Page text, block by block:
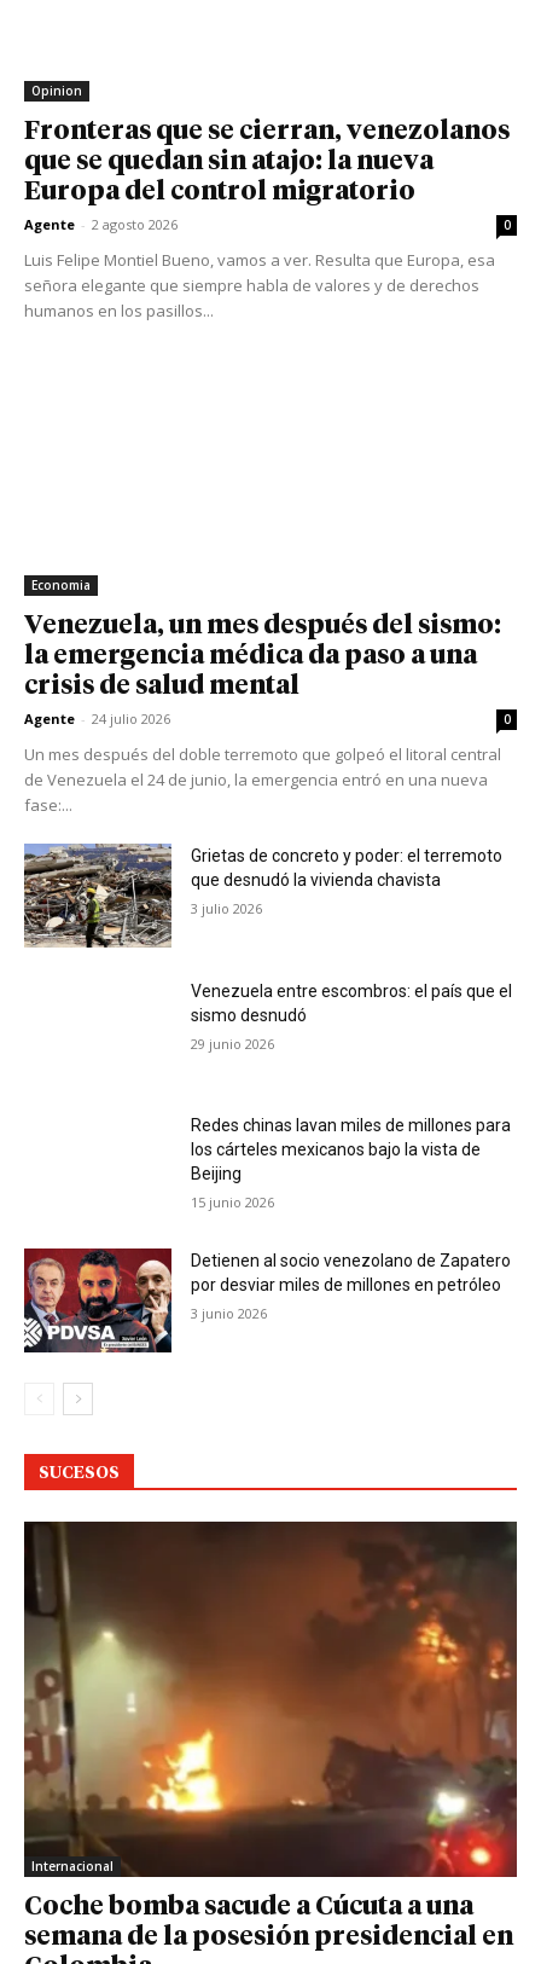
Opinion
Fronteras que se cierran, venezolanos
que se quedan sin atajo: la nueva
Europa del control migratorio
Agente - 2 agosto 2026 0
Luis Felipe Montiel Bueno, vamos a ver. Resulta que Europa, esa
señora elegante que siempre habla de valores y de derechos
humanos en los pasillos...
Economia
Venezuela, un mes después del sismo:
la emergencia médica da paso a una
crisis de salud mental
Agente - 24 julio 2026 0
Un mes después del doble terremoto que golpeó el litoral central
de Venezuela el 24 de junio, la emergencia entró en una nueva
fase:...
Grietas de concreto y poder: el terremoto
que desnudó la vivienda chavista
3 julio 2026
Venezuela entre escombros: el país que el
sismo desnudó
29 junio 2026
Redes chinas lavan miles de millones para
los cárteles mexicanos bajo la vista de
Beijing
15 junio 2026
Detienen al socio venezolano de Zapatero
por desviar miles de millones en petróleo
3 junio 2026
SUCESOS
Internacional
Coche bomba sacude a Cúcuta a una
semana de la posesión presidencial en